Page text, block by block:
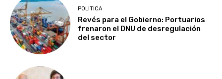
POLITICA
Revés para el Gobierno: Portuarios
frenaron el DNU de desregulación
del sector